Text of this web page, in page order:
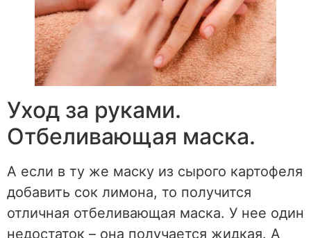
Уход за руками.
Отбеливающая маска.
А если в ту же маску из сырого картофеля
добавить сок лимона, то получится
отличная отбеливающая маска. У нее один
недостаток – она получается жидкая. А